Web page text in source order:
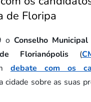
de Floripa
o Conselho
Florianópolis(
debate com os
cidade sobre as suas